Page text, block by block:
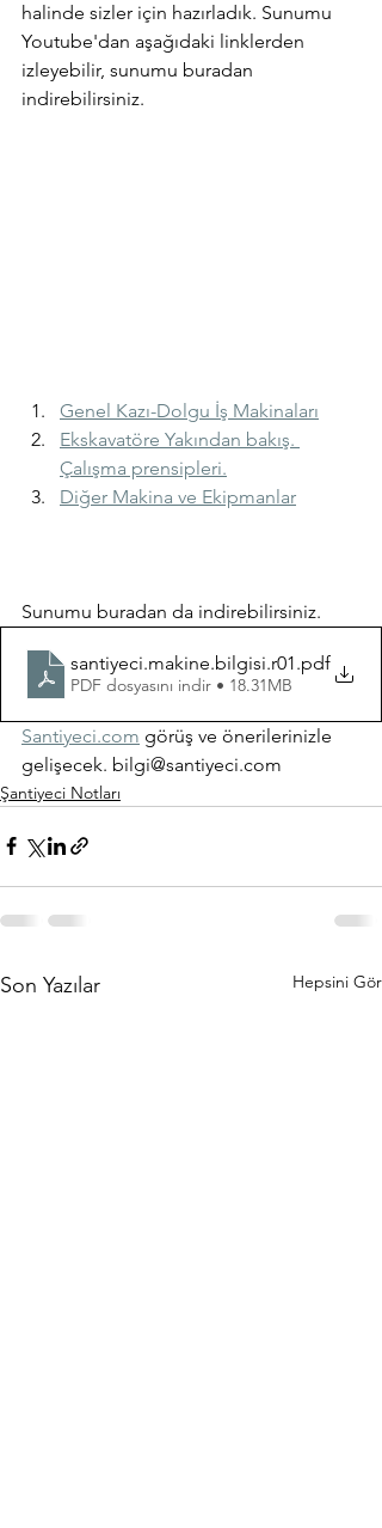
halinde sizler için hazırladık. Sunumu
Youtube'dan aşağıdaki linklerden
izleyebilir, sunumu buradan
indirebilirsiniz.
Genel Kazı-Dolgu İş Makinaları
Ekskavatöre Yakından bakış.
Çalışma prensipleri.
Diğer Makina ve Ekipmanlar
Sunumu buradan da indirebilirsiniz.
santiyeci.makine.bilgisi.r01.pdf
PDF dosyasını indir • 18.31MB
Santiyeci.com görüş ve önerilerinizle
gelişecek. bilgi@santiyeci.com
Şantiyeci Notları
Son Yazılar Hepsini Gör